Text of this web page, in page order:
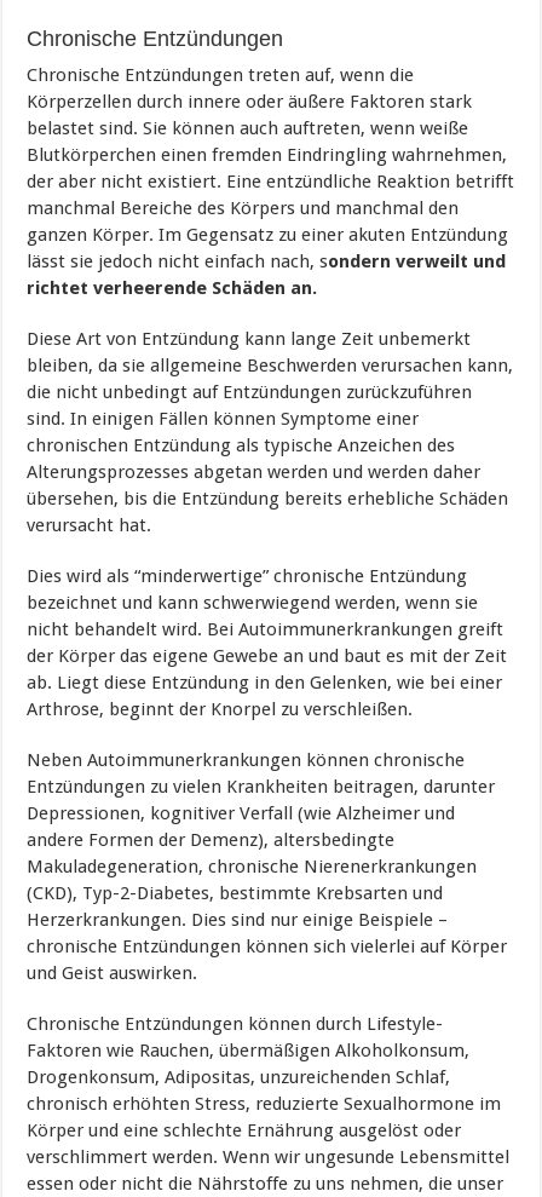
Chronische Entzündungen
Chronische Entzündungen treten auf, wenn die
Körperzellen durch innere oder äußere Faktoren stark
belastet sind. Sie können auch auftreten, wenn weiße
Blutkörperchen einen fremden Eindringling wahrnehmen,
der aber nicht existiert. Eine entzündliche Reaktion betrifft
manchmal Bereiche des Körpers und manchmal den
ganzen Körper. Im Gegensatz zu einer akuten Entzündung
lässt sie jedoch nicht einfach nach, sondern verweilt und
richtet verheerende Schäden an.
Diese Art von Entzündung kann lange Zeit unbemerkt
bleiben, da sie allgemeine Beschwerden verursachen kann,
die nicht unbedingt auf Entzündungen zurückzuführen
sind. In einigen Fällen können Symptome einer
chronischen Entzündung als typische Anzeichen des
Alterungsprozesses abgetan werden und werden daher
übersehen, bis die Entzündung bereits erhebliche Schäden
verursacht hat.
Dies wird als “minderwertige” chronische Entzündung
bezeichnet und kann schwerwiegend werden, wenn sie
nicht behandelt wird. Bei Autoimmunerkrankungen greift
der Körper das eigene Gewebe an und baut es mit der Zeit
ab. Liegt diese Entzündung in den Gelenken, wie bei einer
Arthrose, beginnt der Knorpel zu verschleißen.
Neben Autoimmunerkrankungen können chronische
Entzündungen zu vielen Krankheiten beitragen, darunter
Depressionen, kognitiver Verfall (wie Alzheimer und
andere Formen der Demenz), altersbedingte
Makuladegeneration, chronische Nierenerkrankungen
(CKD), Typ-2-Diabetes, bestimmte Krebsarten und
Herzerkrankungen. Dies sind nur einige Beispiele –
chronische Entzündungen können sich vielerlei auf Körper
und Geist auswirken.
Chronische Entzündungen können durch Lifestyle-
Faktoren wie Rauchen, übermäßigen Alkoholkonsum,
Drogenkonsum, Adipositas, unzureichenden Schlaf,
chronisch erhöhten Stress, reduzierte Sexualhormone im
Körper und eine schlechte Ernährung ausgelöst oder
verschlimmert werden. Wenn wir ungesunde Lebensmittel
essen oder nicht die Nährstoffe zu uns nehmen, die unser